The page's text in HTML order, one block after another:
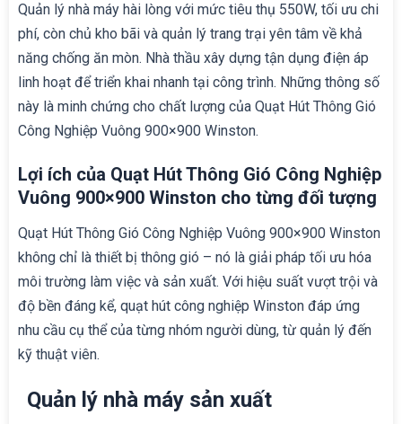
Quản lý nhà máy hài lòng với mức tiêu thụ 550W, tối ưu chi
phí, còn chủ kho bãi và quản lý trang trại yên tâm về khả
năng chống ăn mòn. Nhà thầu xây dựng tận dụng điện áp
linh hoạt để triển khai nhanh tại công trình. Những thông số
này là minh chứng cho chất lượng của Quạt Hút Thông Gió
Công Nghiệp Vuông 900×900 Winston.
Lợi ích của Quạt Hút Thông Gió Công Nghiệp
Vuông 900×900 Winston cho từng đối tượng
Quạt Hút Thông Gió Công Nghiệp Vuông 900×900 Winston
không chỉ là thiết bị thông gió – nó là giải pháp tối ưu hóa
môi trường làm việc và sản xuất. Với hiệu suất vượt trội và
độ bền đáng kể, quạt hút công nghiệp Winston đáp ứng
nhu cầu cụ thể của từng nhóm người dùng, từ quản lý đến
kỹ thuật viên.
Quản lý nhà máy sản xuất